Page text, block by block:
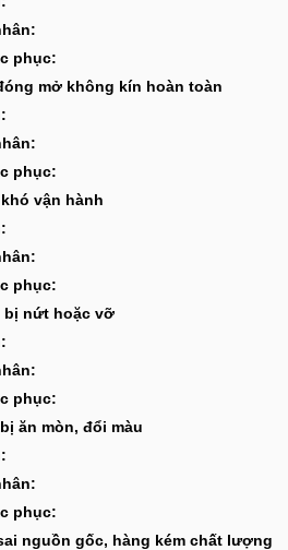
phục:
mở không kín hoàn toàn
phục:
vận hành
phục:
bị nứt hoặc vỡ
phục:
ăn mòn, đổi màu
phục:
nguồn gốc, hàng kém chất lượng